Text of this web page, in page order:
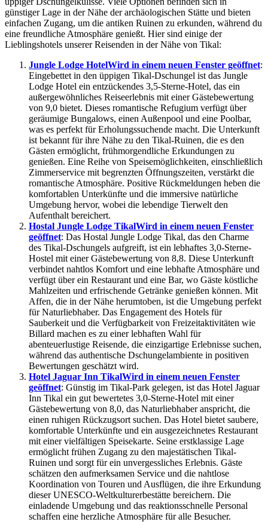
günstiger Lage in der Nähe der archäologischen Stätte und bieten
einfachen Zugang, um die antiken Ruinen zu erkunden, während du
eine freundliche Atmosphäre genießt. Hier sind einige der
Lieblingshotels unserer Reisenden in der Nähe von Tikal:
Jungle Lodge HotelWird in einem neuen Fenster geöffnet:
Eingebettet in den üppigen Tikal-Dschungel ist das Jungle
Lodge Hotel ein entzückendes 3,5-Sterne-Hotel, das ein
außergewöhnliches Reiseerlebnis mit einer Gästebewertung
von 9,0 bietet. Dieses romantische Refugium verfügt über
geräumige Bungalows, einen Außenpool und eine Poolbar,
was es perfekt für Erholungssuchende macht. Die Unterkunft
ist bekannt für ihre Nähe zu den Tikal-Ruinen, die es den
Gästen ermöglicht, frühmorgendliche Erkundungen zu
genießen. Eine Reihe von Speisemöglichkeiten, einschließlich
Zimmerservice mit begrenzten Öffnungszeiten, verstärkt die
romantische Atmosphäre. Positive Rückmeldungen heben die
komfortablen Unterkünfte und die immersive natürliche
Umgebung hervor, wobei die lebendige Tierwelt den
Aufenthalt bereichert.
Hostal Jungle Lodge TikalWird in einem neuen Fenster
geöffnet: Das Hostal Jungle Lodge Tikal, das den Charme
des Tikal-Dschungels aufgreift, ist ein lebhaftes 3,0-Sterne-
Hostel mit einer Gästebewertung von 8,8. Diese Unterkunft
verbindet nahtlos Komfort und eine lebhafte Atmosphäre und
verfügt über ein Restaurant und eine Bar, wo Gäste köstliche
Mahlzeiten und erfrischende Getränke genießen können. Mit
Affen, die in der Nähe herumtoben, ist die Umgebung perfekt
für Naturliebhaber. Das Engagement des Hotels für
Sauberkeit und die Verfügbarkeit von Freizeitaktivitäten wie
Billard machen es zu einer lebhaften Wahl für
abenteuerlustige Reisende, die einzigartige Erlebnisse suchen,
während das authentische Dschungelambiente in positiven
Bewertungen geschätzt wird.
Hotel Jaguar Inn TikalWird in einem neuen Fenster
geöffnet: Günstig im Tikal-Park gelegen, ist das Hotel Jaguar
Inn Tikal ein gut bewertetes 3,0-Sterne-Hotel mit einer
Gästebewertung von 8,0, das Naturliebhaber anspricht, die
einen ruhigen Rückzugsort suchen. Das Hotel bietet saubere,
komfortable Unterkünfte und ein ausgezeichnetes Restaurant
mit einer vielfältigen Speisekarte. Seine erstklassige Lage
ermöglicht frühen Zugang zu den majestätischen Tikal-
Ruinen und sorgt für ein unvergessliches Erlebnis. Gäste
schätzen den aufmerksamen Service und die nahtlose
Koordination von Touren und Ausflügen, die ihre Erkundung
dieser UNESCO-Weltkulturerbestätte bereichern. Die
einladende Umgebung und das reaktionsschnelle Personal
schaffen eine herzliche Atmosphäre für alle Besucher.